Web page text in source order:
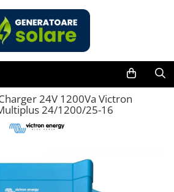
24V 1200Va Victron
24/1200/25-16